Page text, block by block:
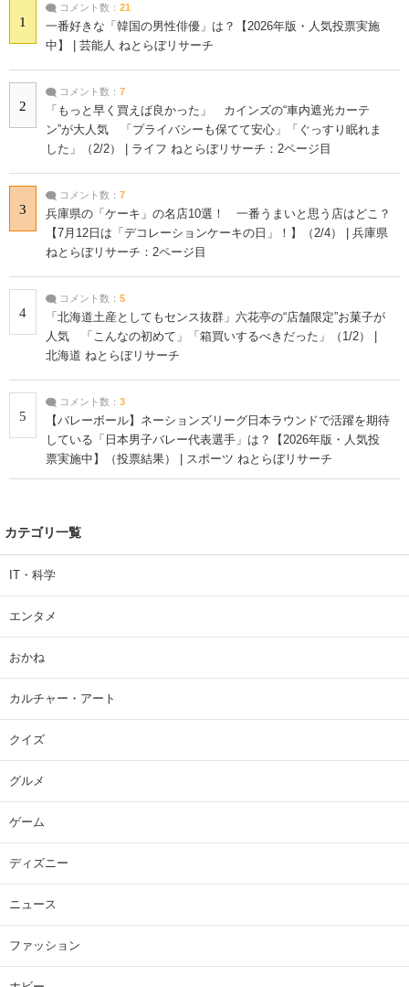
1
コメント数： 21
一番好きな「韓国の男性俳優」は？【2026年版・人気投票実施
中】 | 芸能人 ねとらぼリサーチ
2
コメント数： 7
「もっと早く買えば良かった」 カインズの“車内遮光カーテ
ン”が大人気 「プライバシーも保てて安心」「ぐっすり眠れま
した」（2/2） | ライフ ねとらぼリサーチ：2ページ目
3
コメント数： 7
兵庫県の「ケーキ」の名店10選！ 一番うまいと思う店はどこ？
【7月12日は「デコレーションケーキの日」！】（2/4） | 兵庫県
ねとらぼリサーチ：2ページ目
4
コメント数： 5
「北海道土産としてもセンス抜群」六花亭の“店舗限定”お菓子が
人気 「こんなの初めて」「箱買いするべきだった」（1/2） |
北海道 ねとらぼリサーチ
5
コメント数： 3
【バレーボール】ネーションズリーグ日本ラウンドで活躍を期待
している「日本男子バレー代表選手」は？【2026年版・人気投
票実施中】（投票結果） | スポーツ ねとらぼリサーチ
カテゴリ一覧
IT・科学
エンタメ
おかね
カルチャー・アート
クイズ
グルメ
ゲーム
ディズニー
ニュース
ファッション